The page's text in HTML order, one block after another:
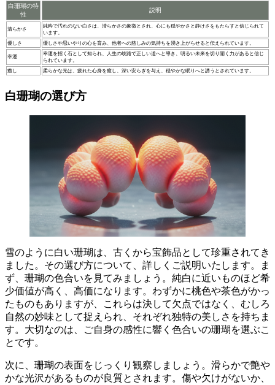
白珊瑚の特
性
説明
清らかさ
純粋で汚れのない白さは、清らかさの象徴とされ、心にも穏やかさと静けさをもたらすと信じられて
います。
優しさ
優しさや思いやりの心を育み、他者への慈しみの気持ちを湧き上がらせると伝えられています。
幸運
幸運を招く石として知られ、人生の岐路で正しい道へと導き、明るい未来を切り開く力があると信じ
られています。
癒し
柔らかな光は、疲れた心身を癒し、深い安らぎを与え、穏やかな眠りへと誘うとされています。
白珊瑚の選び方
雪のように白い珊瑚は、古くから宝飾品として珍重されてき
ました。 その選び方について、詳しくご説明いたします。ま
ず、珊瑚の色合いを見てみましょう。純白に近いものほど希
少価値が高く、高価になります。わずかに桃色や茶色がかっ
たものもありますが、これらは決して欠点ではなく、むしろ
自然の妙味として捉えられ、それぞれ独特の美しさを持ちま
す。大切なのは、
ご自身の感性に響く色合いの珊瑚を選ぶこ
と です。
次に、珊瑚の表面をじっくり観察しましょう。滑らかで艶や
かな光沢があるものが良質とされます。傷や欠けがないか、